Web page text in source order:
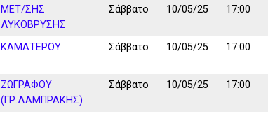
ΜΕΤ/ΣΗΣ
ΛΥΚΟΒΡΥΣΗΣ
Σάββατο 10/05/25 17:00
ΚΑΜΑΤΕΡΟΥ Σάββατο 10/05/25 17:00
ΖΩΓΡΑΦΟΥ
(ΓΡ.ΛΑΜΠΡΑΚΗΣ)
Σάββατο 10/05/25 17:00